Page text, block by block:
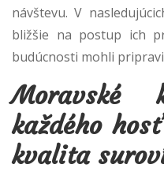
návštevu. V
bližšie na postup ich
budúcnosti mohli
Moravské
každého
kvalita